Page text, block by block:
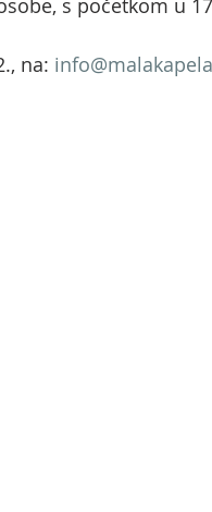
s početkom u
na: